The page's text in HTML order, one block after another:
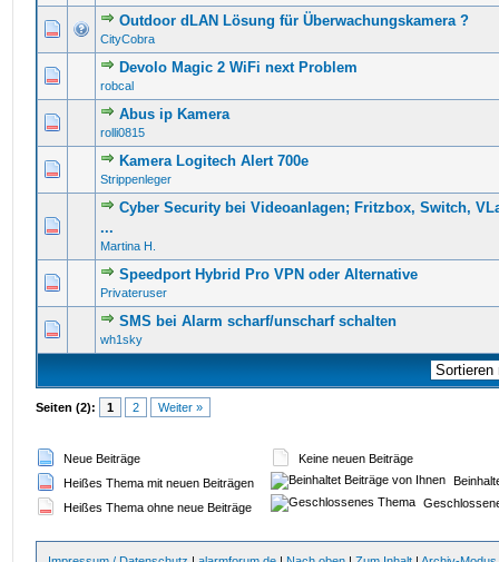
Outdoor dLAN Lösung für Überwachungskamera ?
CityCobra
0 Bewertung(en) - 0 von 5 durchschnittlich
12345
Devolo Magic 2 WiFi next Problem
robcal
0 Bewertung(en) - 0 von 5 durchschnittlich
12345
Abus ip Kamera
rolli0815
0 Bewertung(en) - 0 von 5 durchschnittlich
12345
Kamera Logitech Alert 700e
Strippenleger
0 Bewertung(en) - 0 von 5 durchschnittlich
12345
Cyber Security bei Videoanlagen; Fritzbox, Switch,
...
Martina H.
0 Bewertung(en) - 0 von 5 durchschnittlich
Speedport Hybrid Pro VPN oder Alternative
Privateruser
0 Bewertung(en) - 0 von 5 durchschnittlich
123 45
SMS bei Alarm scharf/unscharf schalten
wh1sky
0 Bewertung(en) - 0 von 5 durchschnittlich
1 234 5
Seiten (2): 1 2 Weiter »
Neue Beiträge
Heißes Thema mit neuen Beiträgen
Heißes Thema ohne neue Beiträge
Keine neuen Beiträge